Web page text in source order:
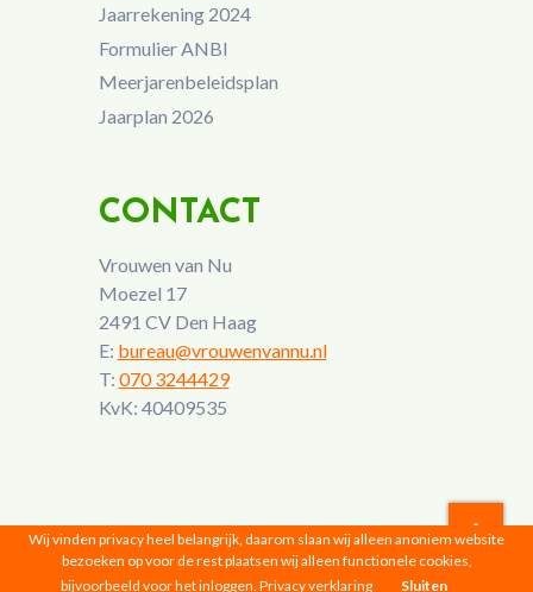
Jaarrekening 2024
Formulier ANBI
Meerjarenbeleidsplan
Jaarplan 2026
CONTACT
Vrouwen van Nu
Moezel 17
2491 CV Den Haag
E: bureau@vrouwenvannu.nl
T: 070 3244429
KvK: 40409535
Vrouwen van Nu © 2026 |Privacyverklaring
Wij vinden privacy heel belangrijk, daarom slaan wij alleen anoniem website
bezoeken op voor de rest plaatsen wij alleen functionele cookies,
bijvoorbeeld voor het inloggen. Privacy verklaring Sluiten